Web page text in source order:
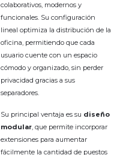
colaborativos, modernos y
funcionales. Su configuración
lineal optimiza la distribución de la
oficina, permitiendo que cada
usuario cuente con un espacio
cómodo y organizado, sin perder
privacidad gracias a sus
separadores.
Su principal ventaja es su diseño
modular, que permite incorporar
extensiones para aumentar
fácilmente la cantidad de puestos